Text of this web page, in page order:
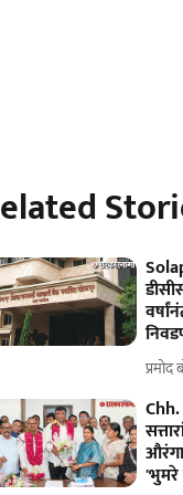
'भुमरे